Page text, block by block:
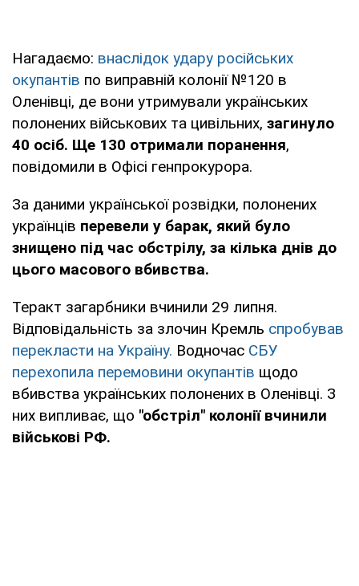
Нагадаємо: внаслідок удару російських
окупантів по виправній колонії №120 в
Оленівці, де вони утримували українських
полонених військових та цивільних, загинуло
40 осіб. Ще 130 отримали поранення,
повідомили в Офісі генпрокурора.
За даними української розвідки, полонених
українців перевели у барак, який було
знищено під час обстрілу, за кілька днів до
цього масового вбивства.
Теракт загарбники вчинили 29 липня.
Відповідальність за злочин Кремль спробував
перекласти на Україну. Водночас СБУ
перехопила перемовини окупантів щодо
вбивства українських полонених в Оленівці. З
них випливає, що "обстріл" колонії вчинили
військові РФ.